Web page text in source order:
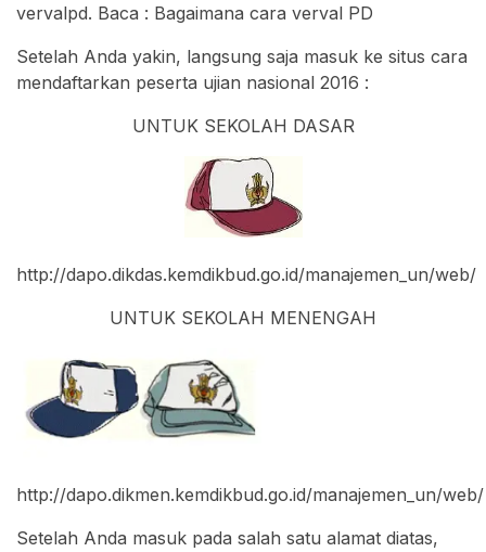
vervalpd. Baca : Bagaimana cara verval PD
Setelah Anda yakin, langsung saja masuk ke situs cara
mendaftarkan peserta ujian nasional 2016 :
UNTUK SEKOLAH DASAR
http://dapo.dikdas.kemdikbud.go.id/manajemen_un/web/
UNTUK SEKOLAH MENENGAH
http://dapo.dikmen.kemdikbud.go.id/manajemen_un/web/
Setelah Anda masuk pada salah satu alamat diatas,